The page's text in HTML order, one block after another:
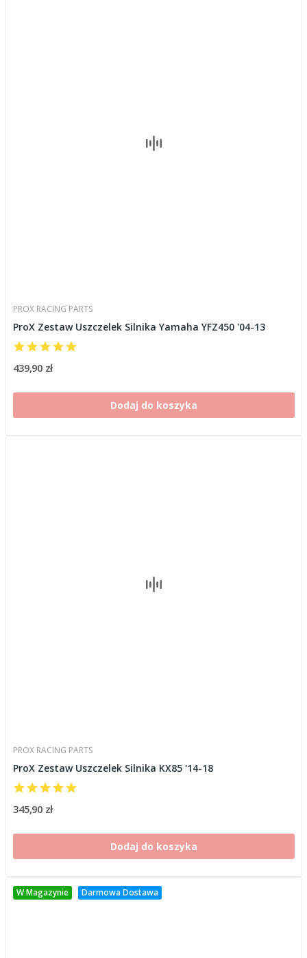
PROX RACING PARTS
ProX Zestaw Uszczelek Silnika Yamaha YFZ450 '04-13
439,90 zł
Dodaj do koszyka
PROX RACING PARTS
ProX Zestaw Uszczelek Silnika KX85 '14-18
345,90 zł
Dodaj do koszyka
W Magazynie Darmowa Dostawa